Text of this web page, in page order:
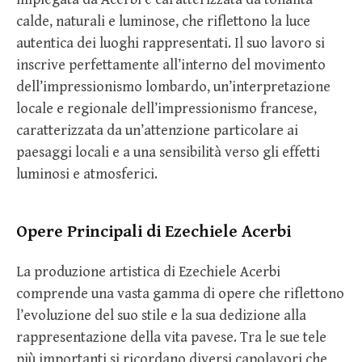
calde, naturali e luminose, che riflettono la luce
autentica dei luoghi rappresentati. Il suo lavoro si
inscrive perfettamente all’interno del movimento
dell’impressionismo lombardo, un’interpretazione
locale e regionale dell’impressionismo francese,
caratterizzata da un’attenzione particolare ai
paesaggi locali e a una sensibilità verso gli effetti
luminosi e atmosferici.
Opere Principali di Ezechiele Acerbi
La produzione artistica di Ezechiele Acerbi
comprende una vasta gamma di opere che riflettono
l’evoluzione del suo stile e la sua dedizione alla
rappresentazione della vita pavese. Tra le sue tele